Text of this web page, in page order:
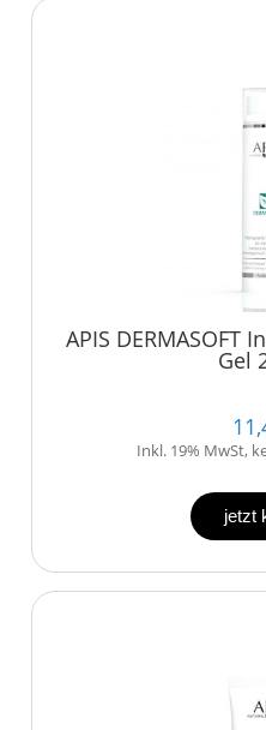
APIS DERMASOFT
Gel
Inkl. 19% MwSt,
jetzt